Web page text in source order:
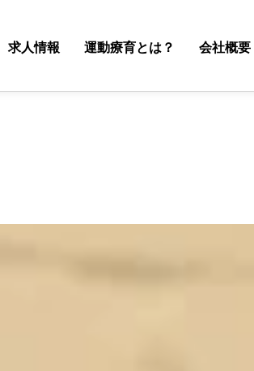
求人情報 運動療育とは？ 会社概要